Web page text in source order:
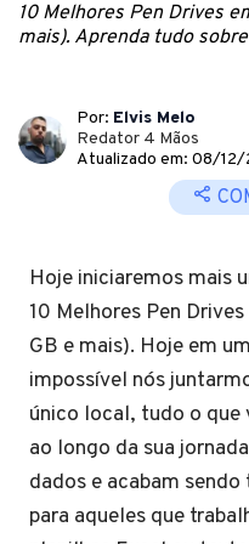
10 Melhores Pen Drives
mais). Aprenda tudo
Por: Elvis Melo
Redator 4 Mãos
Atualizado em: 08/
Hoje iniciaremos mais
10 Melhores Pen
GB e mais). Hoje em
impossível nós
único local, tudo o que
ao longo da sua
dados e acabam
para aqueles que